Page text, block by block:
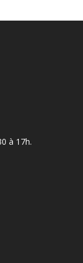
à 17h.